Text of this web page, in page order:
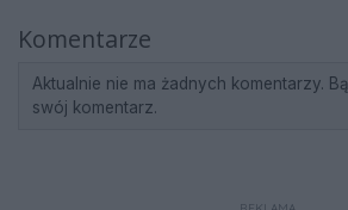
Komentarze
Aktualnie nie ma żadnych komentarzy.
swój komentarz.